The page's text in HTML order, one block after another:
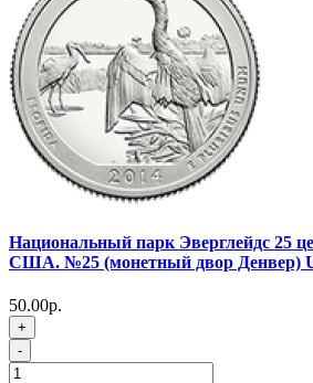
Национальный парк Эверглейдс 25
США. №25 (монетный двор Денвер)
50.00р.
+
-